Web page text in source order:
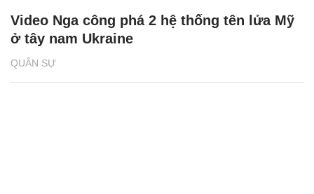
QUÂN SỰ
Video Nga công phá 2 hệ thống tên lửa Mỹ
ở tây nam Ukraine